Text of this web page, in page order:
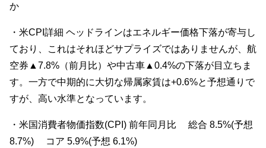
か
・米CPI詳細 ヘッドラインはエネルギー価格下落が寄与し
ており、これはそれほどサプライズではありませんが、航
空券▲7.8%（前月比）や中古車▲0.4%の下落が目立ちま
す。一方で中期的に大切な帰属家賃は+0.6%と予想通りで
すが、高い水準となっています。
・米国消費者物価指数(CPI) 前年同月比 総合 8.5%(予想
8.7%) コア 5.9%(予想 6.1%)